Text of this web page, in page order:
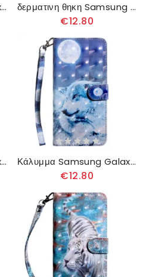
Κάλυμμα Samsung Galaxy A13 5G Λύκος Ακουαρέλας δερματινη θηκη Samsung Galaxy A13 5G Ροζ Λουλούδια
€12.80
Κάλυμμα Samsung Galaxy A13 5G Κουκουβάγια Ο Ζωγράφος Κάλυμμα Samsung Galaxy A13 5G Φεγγαρόφωτος Λύκος
€12.80